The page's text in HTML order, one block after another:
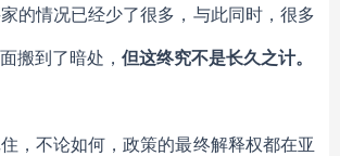
的情况已经少了很多，与此同时，很多
搬到了暗处， 但这终究不是长久之计。
，不论如何，政策的最终解释权都在亚